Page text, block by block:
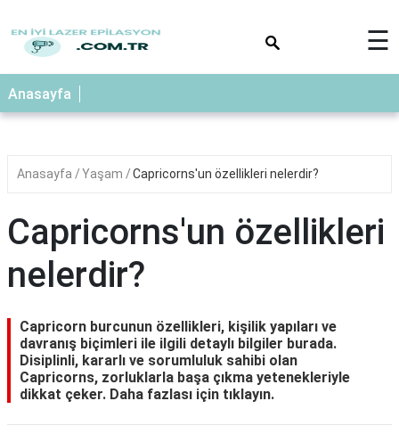
☰
Anasayfa
Anasayfa Yaşam Capricorns'un özellikleri nelerdir?
Capricorns'un özellikleri
nelerdir?
Capricorn burcunun özellikleri, kişilik yapıları ve
davranış biçimleri ile ilgili detaylı bilgiler burada.
Disiplinli, kararlı ve sorumluluk sahibi olan
Capricorns, zorluklarla başa çıkma yetenekleriyle
dikkat çeker. Daha fazlası için tıklayın.